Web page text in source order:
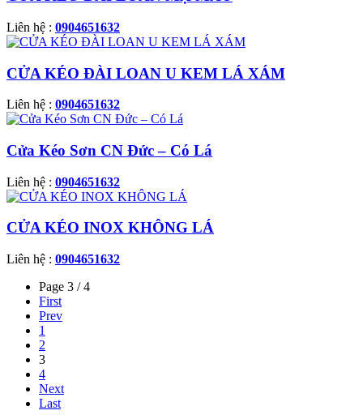
Liên hệ : 0904651632
CỬA KÉO ĐÀI LOAN U KEM LÁ XÁM
Liên hệ : 0904651632
Cửa Kéo Sơn CN Đức – Có Lá
Liên hệ : 0904651632
CỬA KÉO INOX KHÔNG LÁ
Liên hệ : 0904651632
Page 3 / 4
First
Prev
1
2
3
4
Next
Last